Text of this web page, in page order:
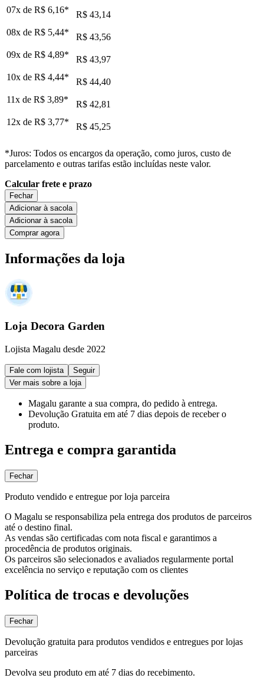
07x de R$ 6,16*
R$ 43,14
08x de R$ 5,44*
R$ 43,56
09x de R$ 4,89*
R$ 43,97
10x de R$ 4,44*
R$ 44,40
11x de R$ 3,89*
R$ 42,81
12x de R$ 3,77* R$ 45,25
*Juros: Todos os encargos da operação, como juros, custo de
parcelamento e outras tarifas estão incluídas neste valor.
Calcular frete e prazo
Fechar
Adicionar à sacola
Adicionar à sacola
Comprar agora
Informações da loja
Loja Decora Garden
Lojista Magalu desde 2022
Fale com lojista
Seguir
Ver mais sobre a loja
Magalu garante a sua compra, do pedido à entrega.
Devolução Gratuita em até 7 dias depois de receber o
produto.
Entrega e compra garantida
Fechar
Produto vendido e entregue por loja parceira
O Magalu se responsabiliza pela entrega dos produtos de parceiros
até o destino final.
As vendas são certificadas com nota fiscal e garantimos a
procedência de produtos originais.
Os parceiros são selecionados e avaliados regularmente portal
excelência no serviço e reputação com os clientes
Política de trocas e devoluções
Fechar
Devolução gratuita para produtos vendidos e entregues por lojas
parceiras
Devolva seu produto em até 7 dias do recebimento.